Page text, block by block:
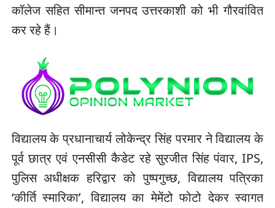
कॉलेज सहित सीमान्त जनपद उत्तरकाशी को भी गौरवांवित
कर रहे हैं।
विद्यालय के प्रधानाचार्य लोकेन्द्र सिंह परमार ने विद्यालय के
पूर्व छात्र एवं एनसीसी कैडेट रहे सुरजीत सिंह पंवार, IPS,
पुलिस अधीक्षक हरिद्वार को पुष्पगुच्छ, विद्यालय पत्रिका
‘कीर्ति स्मारिका’, विद्यालय का मेमेंटो फोटो देकर स्वागत